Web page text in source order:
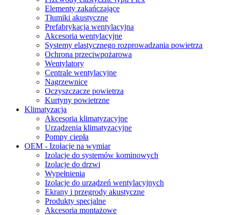
Elementy zakańczające
Tłumiki akustyczne
Prefabrykacja wentylacyjna
Akcesoria wentylacyjne
Systemy elastycznego rozprowadzania powietrza
Ochrona przeciwpożarowa
Wentylatory
Centrale wentylacyjne
Nagrzewnice
Oczyszczacze powietrza
Kurtyny powietrzne
Klimatyzacja
Akcesoria klimatyzacyjne
Urządzenia klimatyzacyjne
Pompy ciepła
OEM - Izolacje na wymiar
Izolacje do systemów kominowych
Izolacje do drzwi
Wypełnienia
Izolacje do urządzeń wentylacyjnych
Ekrany i przegrody akustyczne
Produkty specjalne
Akcesoria montażowe